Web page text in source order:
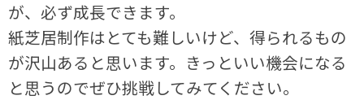
が、必ず成長できます。
紙芝居制作はとても難しいけど、得られるもの
が沢山あると思います。きっといい機会になる
と思うのでぜひ挑戦してみてください。